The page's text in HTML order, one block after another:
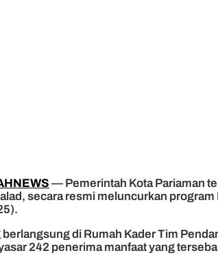
— Pemerintah Kota Pariaman
secara resmi meluncurkan
di Rumah Kader Tim
242 penerima manfaat yang